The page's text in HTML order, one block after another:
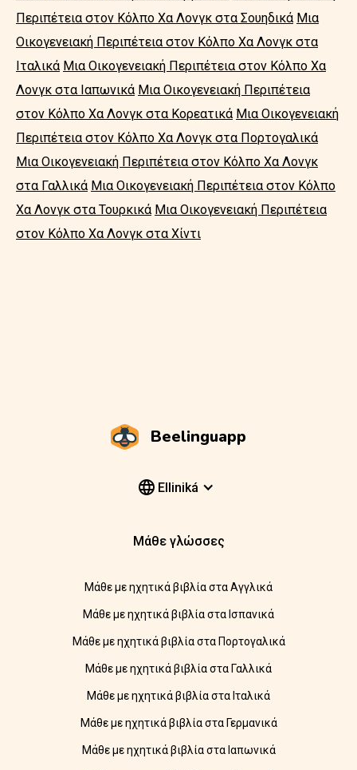
Περιπέτεια στον Κόλπο Χα Λονγκ στα Σουηδικά Μια
Οικογενειακή Περιπέτεια στον Κόλπο Χα Λονγκ στα
Ιταλικά Μια Οικογενειακή Περιπέτεια στον Κόλπο Χα
Λονγκ στα Ιαπωνικά Μια Οικογενειακή Περιπέτεια
στον Κόλπο Χα Λονγκ στα Κορεατικά Μια Οικογενειακή
Περιπέτεια στον Κόλπο Χα Λονγκ στα Πορτογαλικά
Μια Οικογενειακή Περιπέτεια στον Κόλπο Χα Λονγκ
στα Γαλλικά Μια Οικογενειακή Περιπέτεια στον Κόλπο
Χα Λονγκ στα Τουρκικά Μια Οικογενειακή Περιπέτεια
στον Κόλπο Χα Λονγκ στα Χίντι
Beelinguapp
Elliniká
Μάθε γλώσσες
Μάθε με ηχητικά βιβλία στα Αγγλικά
Μάθε με ηχητικά βιβλία στα Ισπανικά
Μάθε με ηχητικά βιβλία στα Πορτογαλικά
Μάθε με ηχητικά βιβλία στα Γαλλικά
Μάθε με ηχητικά βιβλία στα Ιταλικά
Μάθε με ηχητικά βιβλία στα Γερμανικά
Μάθε με ηχητικά βιβλία στα Ιαπωνικά